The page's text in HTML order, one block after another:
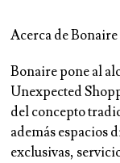
Acerca de Bonaire
Bonaire pone al
Unexpected
del concepto
además espacios
exclusivas,